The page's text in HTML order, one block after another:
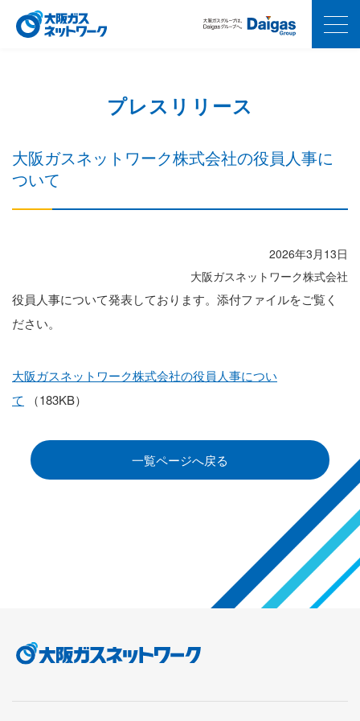
プレスリリース
大阪ガスネットワーク株式会社の役員人事に
ついて
2026年3月13日
大阪ガスネットワーク株式会社
役員人事について発表しております。添付ファイルをご覧く
ださい。
大阪ガスネットワーク株式会社の役員人事につい
て
（183KB）
一覧ページへ戻る